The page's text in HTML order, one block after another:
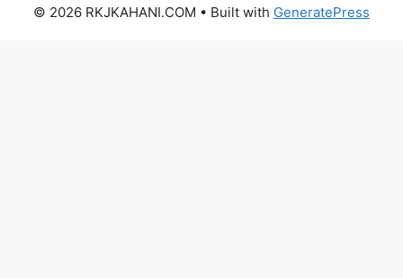
© 2026 RKJKAHANI.COM • Built with GeneratePress